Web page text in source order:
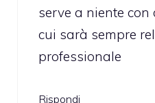
serve a niente
cui sarà sempre
professionale
Rispondi